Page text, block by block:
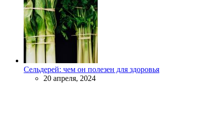
Сельдерей: чем он полезен для здоровья
20 апреля, 2024